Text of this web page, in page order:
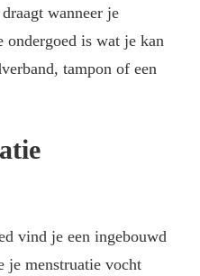
wanneer je
ondergoed is wat je kan
tampon of een
vind je een ingebouwd
je menstruatie vocht